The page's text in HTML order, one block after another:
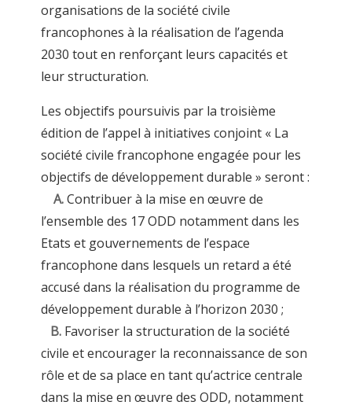
organisations de la société civile
francophones à la réalisation de l’agenda
2030 tout en renforçant leurs capacités et
leur structuration.
Les objectifs poursuivis par la troisième
édition de l’appel à initiatives conjoint « La
société civile francophone engagée pour les
objectifs de développement durable » seront :
A.Contribuer à la mise en œuvre de
l’ensemble des 17 ODD notamment dans les
Etats et gouvernements de l’espace
francophone dans lesquels un retard a été
accusé dans la réalisation du programme de
développement durable à l’horizon 2030 ;
B. Favoriser la structuration de la société
civile et encourager la reconnaissance de son
rôle et de sa place en tant qu’actrice centrale
dans la mise en œuvre des ODD, notamment